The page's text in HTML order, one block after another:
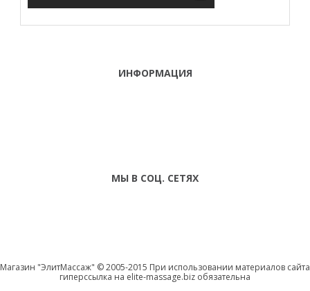
ИНФОРМАЦИЯ
МЫ В СОЦ. СЕТЯХ
Магазин "ЭлитМассаж" © 2005-2015 При использовании материалов сайта
гиперссылка на elite-massage.biz обязательна